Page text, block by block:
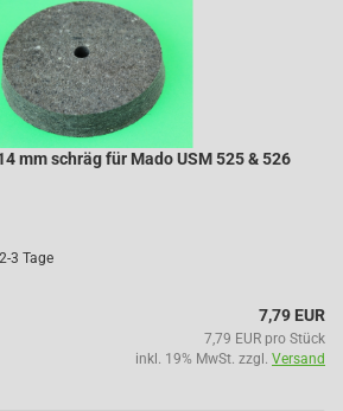
mm schräg für Mado USM 525 & 526
3 Tage
7,79 EUR
7,79 EUR pro Stück
inkl. 19% MwSt. zzgl. Versand